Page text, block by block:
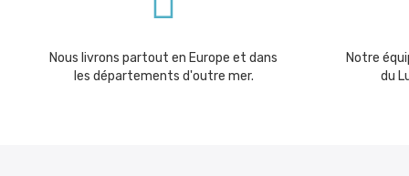
Nous livrons partout en Europe et dans
les départements d'outre mer.
Notre
du